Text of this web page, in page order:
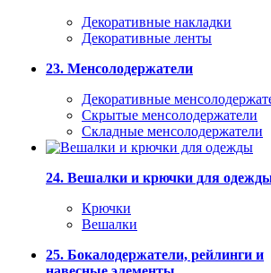
Декоративные накладки
Декоративные ленты
23. Менсолодержатели
Декоративные
Скрытые менсолодержатели
Складные менсолодержатели
24. Вешалки и крючки для
Крючки
Вешалки
25. Бокалодержатели, рейлинги и